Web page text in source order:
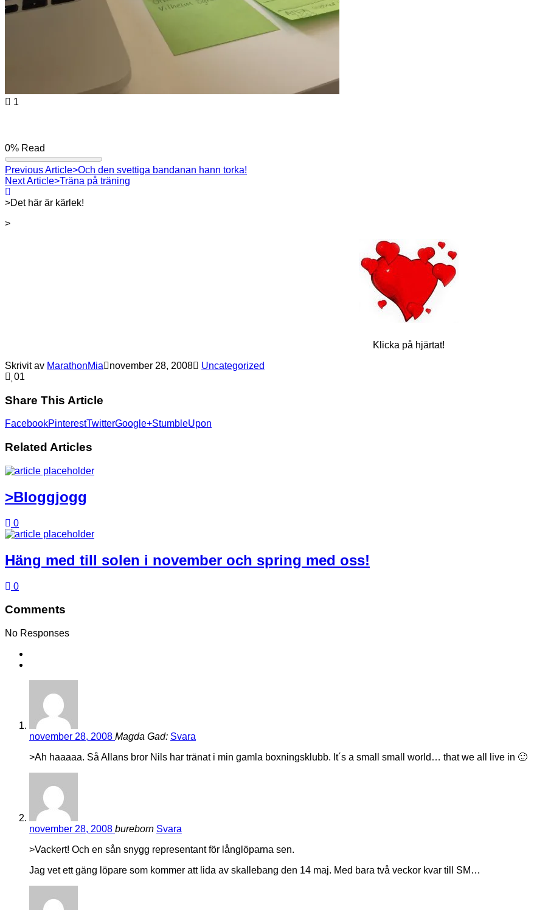
1
0% Read
Previous Article>Och den svettiga bandanan hann torka!
Next Article>Träna på träning
>Det här är kärlek!
>
Klicka på hjärtat!
Skrivit av MarathonMia november 28, 2008
Uncategorized
01
Share This Article
FacebookPinterestTwitterGoogle+StumbleUpon
Related Articles
>Bloggjogg
0
Häng med till solen i november och spring med oss!
0
Comments
No Responses
november 28, 2008 Magda Gad: Svara
>Ah haaaaa. Så Allans bror Nils har tränat i min gamla boxningsklubb. It´s a small small world… that we all live in 🙂
november 28, 2008 bureborn Svara
>Vackert! Och en sån snygg representant för långlöparna sen.
Jag vet ett gäng löpare som kommer att lida av skallebang den 14 maj. Med bara två veckor kvar till SM…